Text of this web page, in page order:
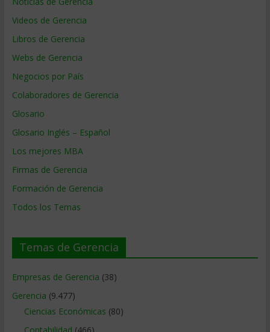
Videos de Gerencia
Libros de Gerencia
Webs de Gerencia
Negocios por País
Colaboradores de Gerencia
Glosario
Glosario Inglés – Español
Los mejores MBA
Firmas de Gerencia
Formación de Gerencia
Todos los Temas
Temas de Gerencia
Empresas de Gerencia (38)
Gerencia (9.477)
Ciencias Económicas (80)